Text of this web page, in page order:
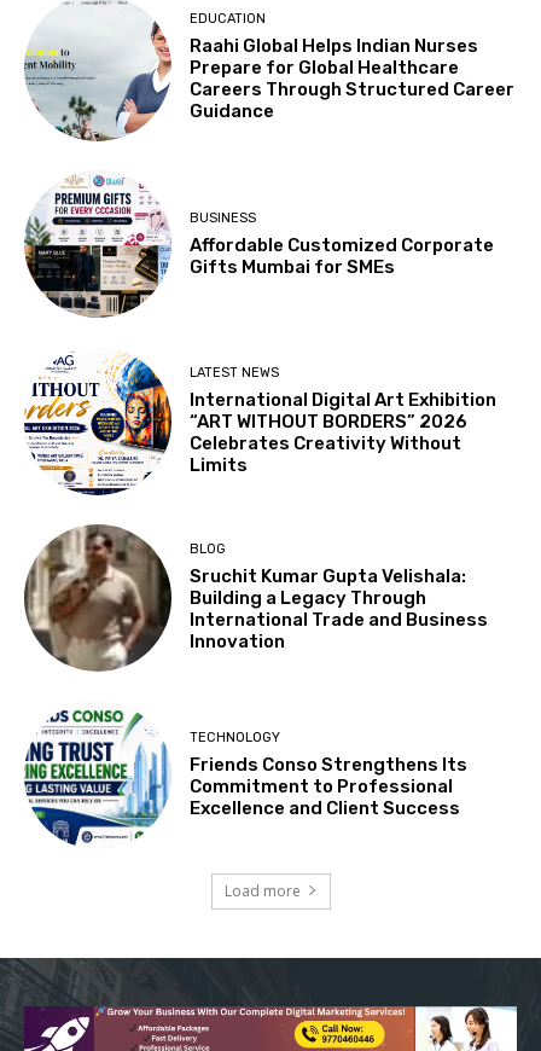
EDUCATION
Raahi Global Helps Indian Nurses
Prepare for Global Healthcare
Careers Through Structured Career
Guidance
BUSINESS
Affordable Customized Corporate
Gifts Mumbai for SMEs
LATEST NEWS
International Digital Art Exhibition
“ART WITHOUT BORDERS” 2026
Celebrates Creativity Without
Limits
BLOG
Sruchit Kumar Gupta Velishala:
Building a Legacy Through
International Trade and Business
Innovation
TECHNOLOGY
Friends Conso Strengthens Its
Commitment to Professional
Excellence and Client Success
Load more